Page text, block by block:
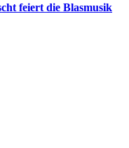
feiert die Blasmusik